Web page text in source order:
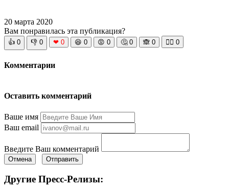
20 марта 2020
Вам понравилась эта публикация?
👍 0 👎 0 ❤ 0 😆 0 😡 0 🤔 0 🙈 0 🧘‍♀️ 0
Комментарии
Оставить комментарий
Ваше имя
Ваш email
Введите Ваш комментарий
Отмена Отправить
Другие Пресс-Релизы: